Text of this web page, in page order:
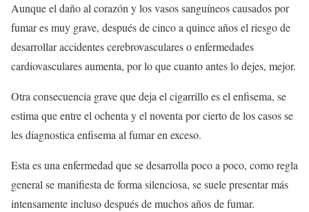
Aunque el daño al corazón y los vasos sanguíneos causados por
fumar es muy grave, después de cinco a quince años el riesgo de
desarrollar accidentes cerebrovasculares o enfermedades
cardiovasculares aumenta, por lo que cuanto antes lo dejes, mejor.
Otra consecuencia grave que deja el cigarrillo es el enfisema, se
estima que entre el ochenta y el noventa por cierto de los casos se
les diagnostica enfisema al fumar en exceso.
Esta es una enfermedad que se desarrolla poco a poco, como regla
general se manifiesta de forma silenciosa, se suele presentar más
intensamente incluso después de muchos años de fumar.